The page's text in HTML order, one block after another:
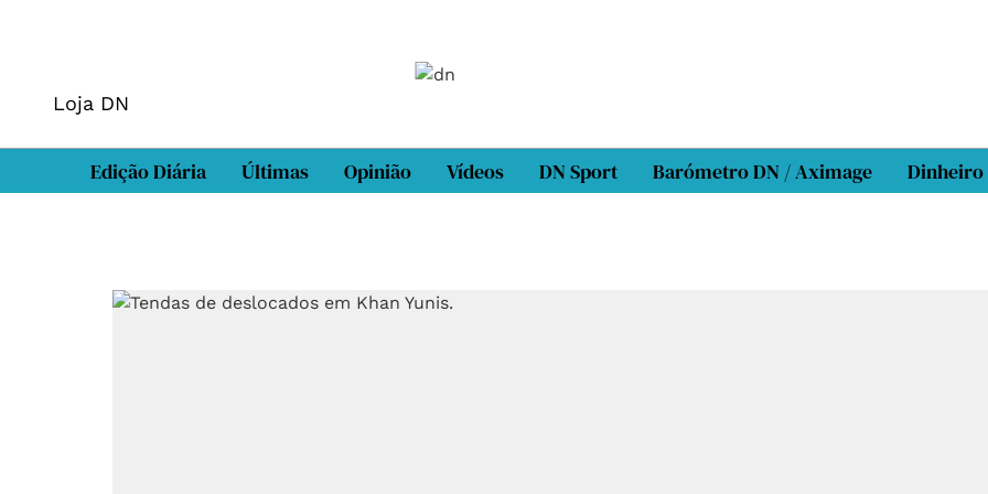
Loja DN
Edição Diária Últimas Opinião Vídeos DN Sport Barómetro DN / Aximage Dinheiro